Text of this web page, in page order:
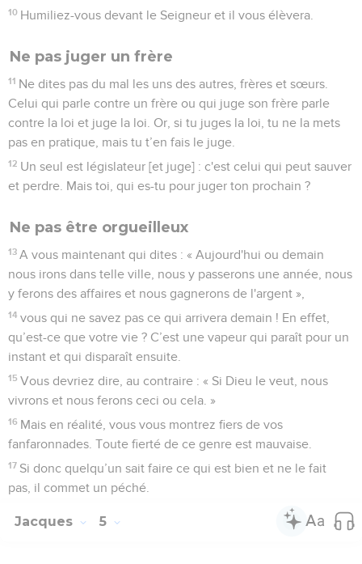
10 Humiliez-vous devant le Seigneur et il vous élèvera.
Ne pas juger un frère
11 Ne dites pas du mal les uns des autres, frères et sœurs.
Celui qui parle contre un frère ou qui juge son frère parle
contre la loi et juge la loi. Or, si tu juges la loi, tu ne la mets
pas en pratique, mais tu t’en fais le juge.
12 Un seul est législateur [et juge] : c'est celui qui peut sauver
et perdre. Mais toi, qui es-tu pour juger ton prochain ?
Ne pas être orgueilleux
13 A vous maintenant qui dites : « Aujourd'hui ou demain
nous irons dans telle ville, nous y passerons une année, nous
y ferons des affaires et nous gagnerons de l'argent »,
14 vous qui ne savez pas ce qui arrivera demain ! En effet,
qu’est-ce que votre vie ? C’est une vapeur qui paraît pour un
instant et qui disparaît ensuite.
15 Vous devriez dire, au contraire : « Si Dieu le veut, nous
vivrons et nous ferons ceci ou cela. »
16 Mais en réalité, vous vous montrez fiers de vos
fanfaronnades. Toute fierté de ce genre est mauvaise.
17 Si donc quelqu’un sait faire ce qui est bien et ne le fait
pas, il commet un péché.
Jacques 5